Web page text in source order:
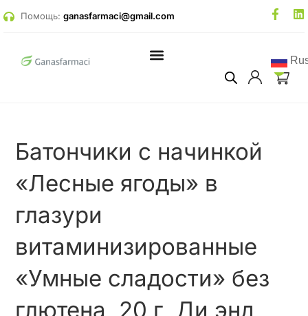
Помощь: ganasfarmaci@gmail.com
0
Батончики с начинкой
«Лесные ягоды» в
глазури
витаминизированные
«Умные сладости» без
глютена, 20 г, Ди энд